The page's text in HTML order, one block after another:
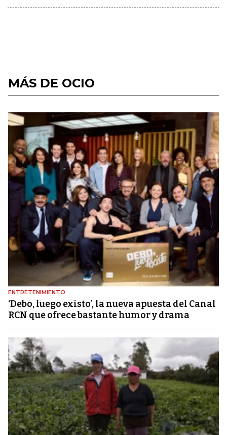
MÁS DE OCIO
ENTRETENIMIENTO
‘Debo, luego existo’, la nueva apuesta del Canal
RCN que ofrece bastante humor y drama